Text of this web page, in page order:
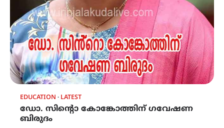
EDUCATION LATEST
ഡോ. സിൻ്റൊ കോങ്കോത്തിന് ഗവേഷണ
ബിരുദം